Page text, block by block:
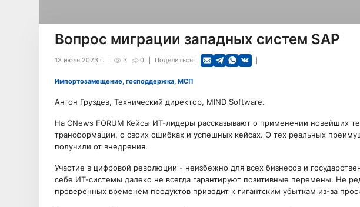
Вопрос миграции западных систем SAP
3 0
13 июля 2023 г. Поделиться:
Импортозамещение, господдержка, МСП
Антон Груздев, Технический директор, MIND Software.
На CNews FORUM Кейсы ИТ-лидеры рассказывают о применении новейших
трансформации, о своих ошибках и успешных кейсах. О тех реальных
получили от внедрения.
Участие в цифровой революции - неизбежно для всех бизнесов и
себе ИТ-системы далеко не всегда гарантируют позитивные перемены. Не
проверенных временем продуктов приводит к гигантским убыткам из-за